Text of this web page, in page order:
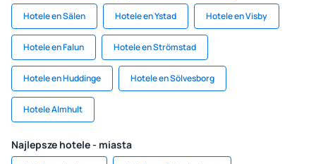
Hotele en Sälen Hotele en Ystad Hotele en Visby
Hotele en Falun Hotele en Strömstad
Hotele en Huddinge Hotele en Sölvesborg
Hotele Almhult
Najlepsze hotele - miasta